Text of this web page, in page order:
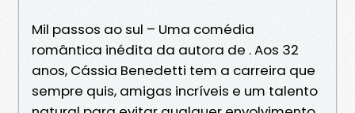
Mil passos ao sul – Uma comédia
romântica inédita da autora de . Aos 32
anos, Cássia Benedetti tem a carreira que
sempre quis, amigas incríveis e um talento